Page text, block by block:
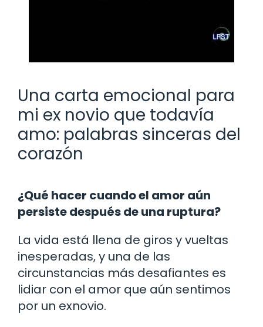
Una carta emocional para
mi ex novio que todavía
amo: palabras sinceras del
corazón
¿Qué hacer cuando el amor aún
persiste después de una ruptura?
La vida está llena de giros y vueltas
inesperadas, y una de las
circunstancias más desafiantes es
lidiar con el amor que aún sentimos
por un exnovio.